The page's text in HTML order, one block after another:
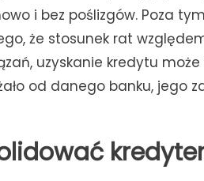
i bez poślizgów. Poza
że stosunek rat
uzyskanie kredytu
od danego banku, jego